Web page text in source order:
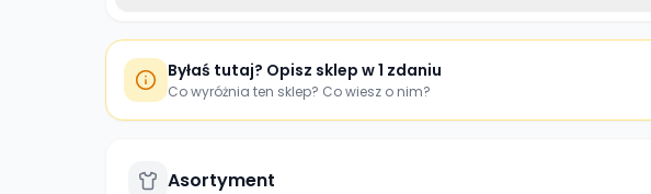
Byłaś tutaj? Opisz sklep w 1 zdaniu
Co wyróżnia ten sklep? Co wiesz o nim?
Asortyment